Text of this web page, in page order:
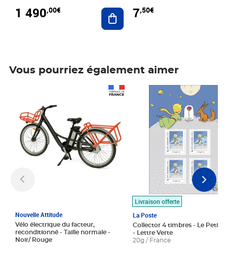
1 490,00€ Ajouter au panier
7,50€
Vous pourriez également aimer
Nouvelle Attitude
Vélo électrique du facteur,
reconditionné - Taille normale -
Noir/ Rouge
Livraison offerte
La Poste
Collector 4 timbres - Le Petit
- Lettre Verte
20g / France
Prix 7,50€